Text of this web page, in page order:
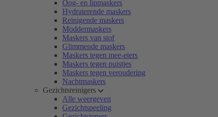
Oog- en lipmaskers
Hydraterende maskers
Reinigende maskers
Moddermaskers
Maskers van stof
Glimmende maskers
Maskers tegen mee-eters
Maskers tegen puistjes
Maskers tegen veroudering
Nachtmaskers
Gezichtsreinigers
Alle weergeven
Gezichtspeeling